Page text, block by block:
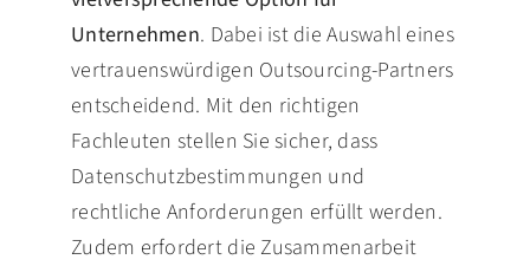
Unternehmen. Dabei ist die Auswahl eines
vertrauenswürdigen Outsourcing-Partners
entscheidend. Mit den richtigen
Fachleuten stellen Sie sicher, dass
Datenschutzbestimmungen und
rechtliche Anforderungen erfüllt werden.
Zudem erfordert die Zusammenarbeit